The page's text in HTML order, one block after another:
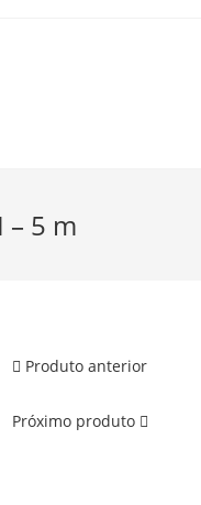
– 5 m
Produto anterior
Próximo produto